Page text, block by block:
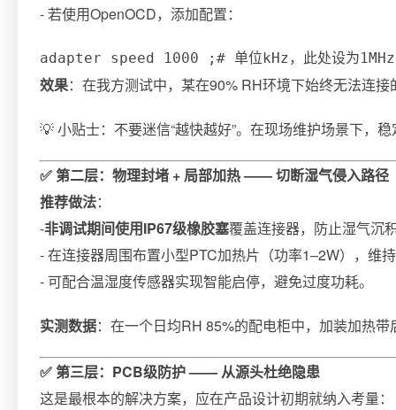
- 若使用OpenOCD，添加配置：
adapter speed 1000 ;# 单位kHz，此处设为1MHz
效果：在我方测试中，某在90% RH环境下始终无法连
💡 小贴士：不要迷信“越快越好”。在现场维护场景下，
✅ 第二层：物理封堵 + 局部加热 —— 切断湿气侵入路径
推荐做法：
-非调试期间使用IP67级橡胶塞覆盖连接器，防止湿气沉
- 在连接器周围布置小型PTC加热片（功率1–2W），维
- 可配合温湿度传感器实现智能启停，避免过度功耗。
实测数据：在一个日均RH 85%的配电柜中，加装加热
✅ 第三层：PCB级防护 —— 从源头杜绝隐患
这是最根本的解决方案，应在产品设计初期就纳入考量：